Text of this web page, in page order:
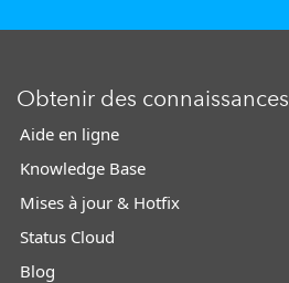
Obtenir des connaissances
Aide en ligne
Knowledge Base
Mises à jour & Hotfix
Status Cloud
Blog